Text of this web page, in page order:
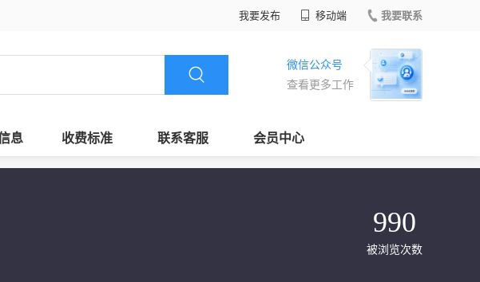
我要发布 移动端 我要联系
微信公众号
查看更多工作
息 收费标准 联系客服 会员中心
990
被浏览次数